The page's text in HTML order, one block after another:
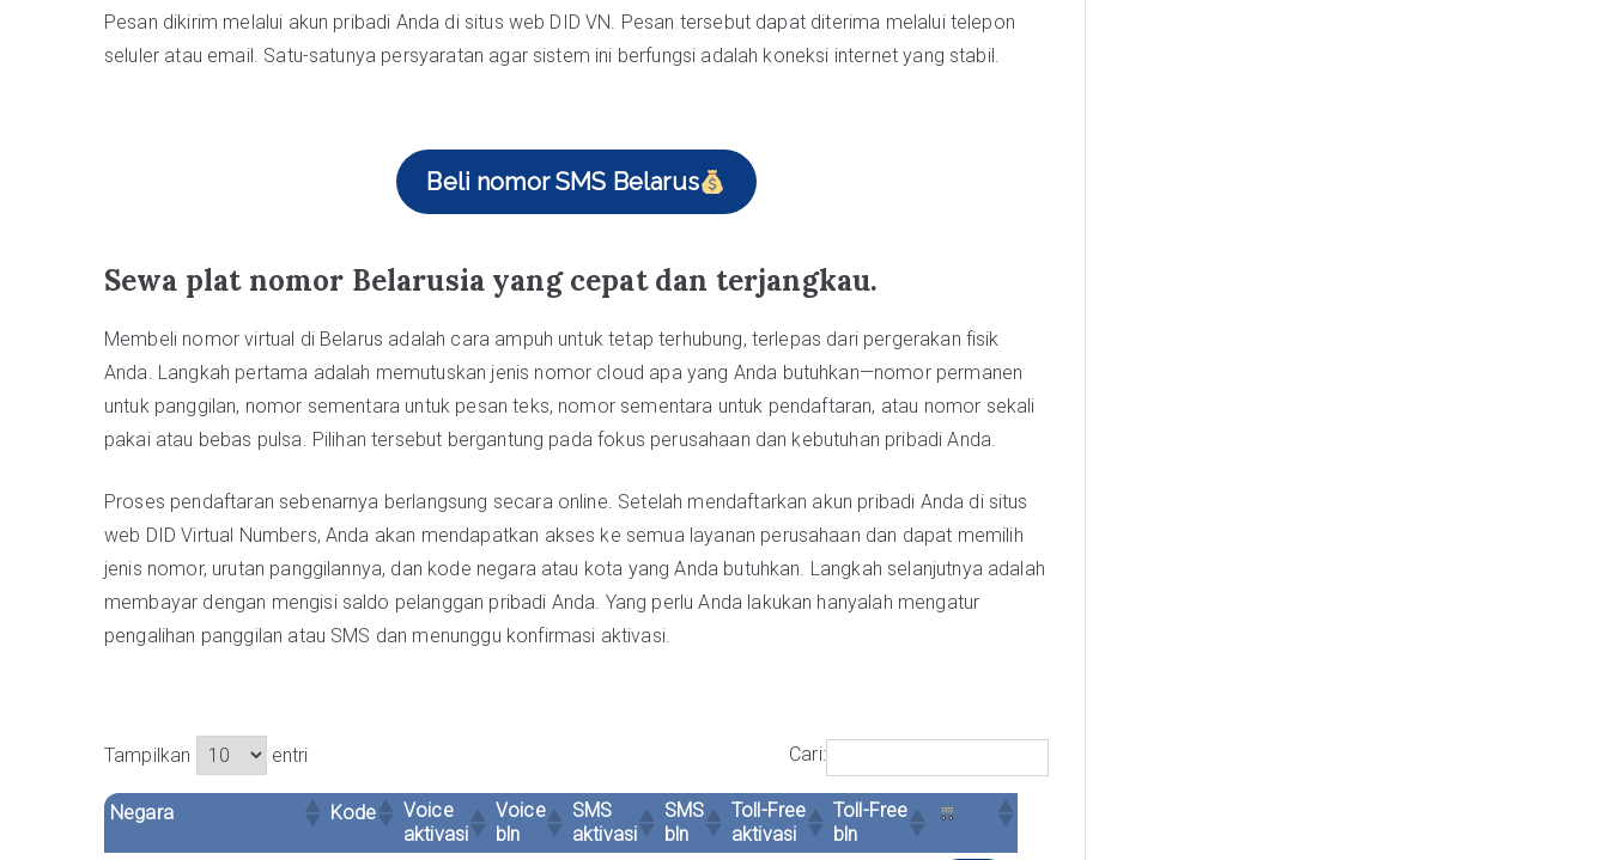
Pesan dikirim melalui akun pribadi Anda di situs web DID VN. Pesan tersebut dapat diterima melalui telepon
seluler atau email. Satu-satunya persyaratan agar sistem ini berfungsi adalah koneksi internet yang stabil.
Beli nomor SMS Belarus
Sewa plat nomor Belarusia yang cepat dan terjangkau.
Membeli nomor virtual di Belarus adalah cara ampuh untuk tetap terhubung, terlepas dari pergerakan fisik
Anda. Langkah pertama adalah memutuskan jenis nomor cloud apa yang Anda butuhkan—nomor permanen
untuk panggilan, nomor sementara untuk pesan teks, nomor sementara untuk pendaftaran, atau nomor sekali
pakai atau bebas pulsa. Pilihan tersebut bergantung pada fokus perusahaan dan kebutuhan pribadi Anda.
Proses pendaftaran sebenarnya berlangsung secara online. Setelah mendaftarkan akun pribadi Anda di situs
web DID Virtual Numbers, Anda akan mendapatkan akses ke semua layanan perusahaan dan dapat memilih
jenis nomor, urutan panggilannya, dan kode negara atau kota yang Anda butuhkan. Langkah selanjutnya adalah
membayar dengan mengisi saldo pelanggan pribadi Anda. Yang perlu Anda lakukan hanyalah mengatur
pengalihan panggilan atau SMS dan menunggu konfirmasi aktivasi.
Tampilkan entri Cari:
Negara Kode
Voice
aktivasi
Voice
bln
SMS
aktivasi
SMS
bln
Toll-Free
aktivasi
Toll-Free
bln